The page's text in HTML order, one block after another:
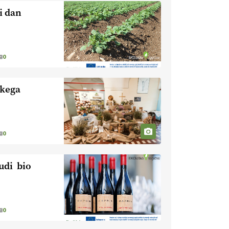
naravno peneče vino, tudi v
Sloveniji.
VEČ
https://t.co/9fpqD3fCrE @EUAgri
#IMCAP #CAP
https://t.co/iQ8HkdQnsD
20.07.2026
[EKOloško = LOGIČNO
]
Posestvo MonteMoro – ekološka
pridelava z mislijo na naravo.
https://t.co/Z7jXvK4gjr
@EUAgri #IMCAP #CAP
https://t.co/Bf31lnQSIb
15.07.2026
[EKOloško = LOGIČNO
]
Poleti pridelek rešujejo zdrava tla
in vlaga.
VEČ
https://t.co/qmMX2yevum @EUAgri
#IMCAP #CAP
dan
0
0
bio
0